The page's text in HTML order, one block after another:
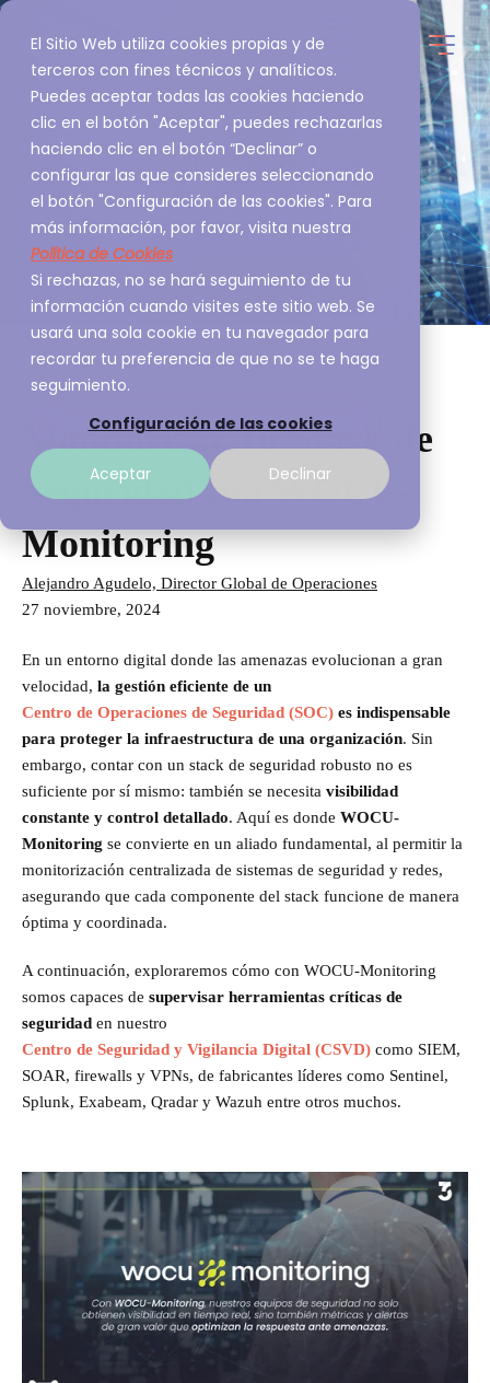
El Sitio Web utiliza cookies propias y de
terceros con fines técnicos y analíticos.
Puedes aceptar todas las cookies haciendo
clic en el botón "Aceptar", puedes rechazarlas
haciendo clic en el botón “Declinar” o
configurar las que consideres seleccionando
el botón "Configuración de las cookies". Para
más información, por favor, visita nuestra
Política de Cookies
Si rechazas, no se hará seguimiento de tu
información cuando visites este sitio web. Se
usará una sola cookie en tu navegador para
recordar tu preferencia de que no se te haga
seguimiento.
Configuración de las cookies
Aceptar Declinar
Monitorizar Tu Stack de
Seguridad con WOCU-
Monitoring
Alejandro Agudelo, Director Global de Operaciones
27 noviembre, 2024
En un entorno digital donde las amenazas evolucionan a gran
velocidad, la gestión eficiente de un
Centro de Operaciones de Seguridad (SOC) es indispensable
para proteger la infraestructura de una organización. Sin
embargo, contar con un stack de seguridad robusto no es
suficiente por sí mismo: también se necesita visibilidad
constante y control detallado. Aquí es donde WOCU-
Monitoring se convierte en un aliado fundamental, al permitir la
monitorización centralizada de sistemas de seguridad y redes,
asegurando que cada componente del stack funcione de manera
óptima y coordinada.
A continuación, exploraremos cómo con WOCU-Monitoring
somos capaces de supervisar herramientas críticas de
seguridad en nuestro
Centro de Seguridad y Vigilancia Digital (CSVD) como SIEM,
SOAR, firewalls y VPNs, de fabricantes líderes como Sentinel,
Splunk, Exabeam, Qradar y Wazuh entre otros muchos.